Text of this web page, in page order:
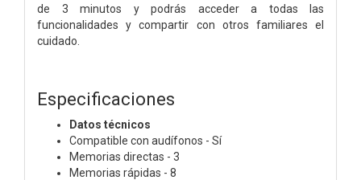
de 3 minutos y podrás acceder a todas las
funcionalidades y compartir con otros familiares el
cuidado.
Especificaciones
Datos técnicos
Compatible con audífonos - Sí
Memorias directas - 3
Memorias rápidas - 8